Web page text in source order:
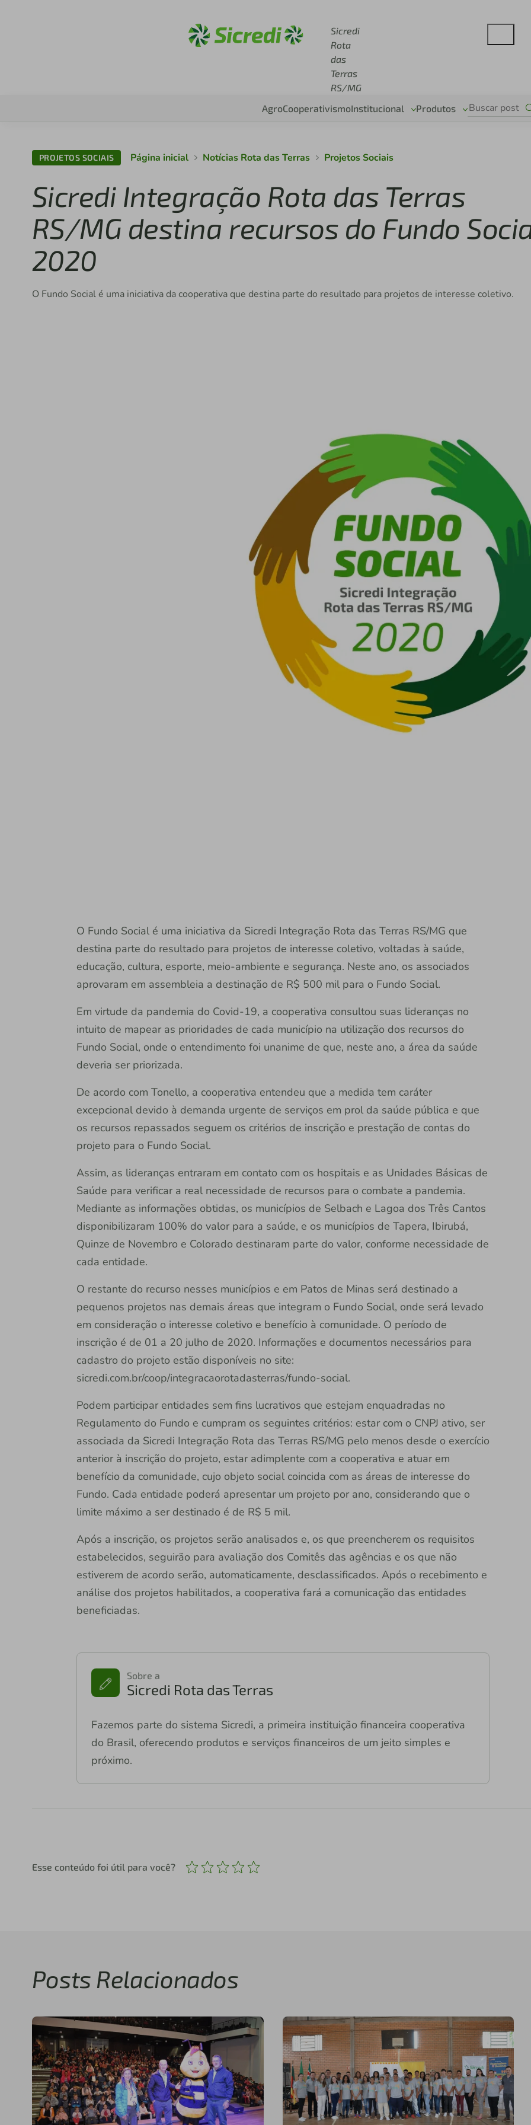
Sicredi
Rota
das
Terras
RS/MG
AgroCooperativismoInstitucional Produtos
PROJETOS SOCIAIS Página inicial Notícias Rota das Terras Projetos Sociais
Sicredi Integração Rota das Terras
RS/MG destina recursos do Fundo
2020
O Fundo Social é uma iniciativa da cooperativa que destina parte do resultado para projetos de interesse coletivo.
O Fundo Social é uma iniciativa da Sicredi Integração Rota das Terras RS/MG que
destina parte do resultado para projetos de interesse coletivo, voltadas à saúde,
educação, cultura, esporte, meio-ambiente e segurança. Neste ano, os associados
aprovaram em assembleia a destinação de R$ 500 mil para o Fundo Social.
Em virtude da pandemia do Covid-19, a cooperativa consultou suas lideranças no
intuito de mapear as prioridades de cada município na utilização dos recursos do
Fundo Social, onde o entendimento foi unanime de que, neste ano, a área da saúde
deveria ser priorizada.
De acordo com Tonello, a cooperativa entendeu que a medida tem caráter
excepcional devido à demanda urgente de serviços em prol da saúde pública e que
os recursos repassados seguem os critérios de inscrição e prestação de contas do
projeto para o Fundo Social.
Assim, as lideranças entraram em contato com os hospitais e as Unidades Básicas de
Saúde para verificar a real necessidade de recursos para o combate a pandemia.
Mediante as informações obtidas, os municípios de Selbach e Lagoa dos Três Cantos
disponibilizaram 100% do valor para a saúde, e os municípios de Tapera, Ibirubá,
Quinze de Novembro e Colorado destinaram parte do valor, conforme necessidade de
cada entidade.
O restante do recurso nesses municípios e em Patos de Minas será destinado a
pequenos projetos nas demais áreas que integram o Fundo Social, onde será levado
em consideração o interesse coletivo e benefício à comunidade. O período de
inscrição é de 01 a 20 julho de 2020. Informações e documentos necessários para
cadastro do projeto estão disponíveis no site:
sicredi.com.br/coop/integracaorotadasterras/fundo-social.
Podem participar entidades sem fins lucrativos que estejam enquadradas no
Regulamento do Fundo e cumpram os seguintes critérios: estar com o CNPJ ativo, ser
associada da Sicredi Integração Rota das Terras RS/MG pelo menos desde o exercício
anterior à inscrição do projeto, estar adimplente com a cooperativa e atuar em
benefício da comunidade, cujo objeto social coincida com as áreas de interesse do
Fundo. Cada entidade poderá apresentar um projeto por ano, considerando que o
limite máximo a ser destinado é de R$ 5 mil.
Após a inscrição, os projetos serão analisados e, os que preencherem os requisitos
estabelecidos, seguirão para avaliação dos Comitês das agências e os que não
estiverem de acordo serão, automaticamente, desclassificados. Após o recebimento e
análise dos projetos habilitados, a cooperativa fará a comunicação das entidades
beneficiadas.
Sobre a
Sicredi Rota das Terras
Fazemos parte do sistema Sicredi, a primeira instituição financeira cooperativa
do Brasil, oferecendo produtos e serviços financeiros de um jeito simples e
próximo.
Esse conteúdo foi útil para você?
Posts Relacionados